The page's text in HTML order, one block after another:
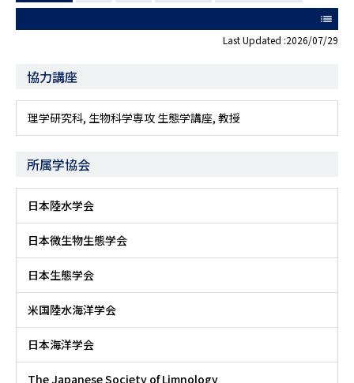
list
Last Updated :2026/07/29
協力講座
理学研究科, 生物科学専攻 生態学講座, 教授
所属学協会
日本陸水学会
日本微生物生態学会
日本生態学会
米国陸水海洋学会
日本海洋学会
The Japanese Society of Limnology